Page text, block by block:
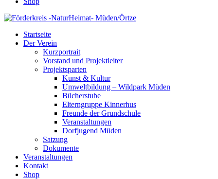
Startseite
Der Verein
Kurzportrait
Vorstand und Projektleiter
Projektsparten
Kunst & Kultur
Umweltbildung – Wildpark Müden
Bücherstube
Elterngruppe Kinnerhus
Freunde der Grundschule
Veranstaltungen
Dorfjugend Müden
Satzung
Dokumente
Veranstaltungen
Kontakt
Shop